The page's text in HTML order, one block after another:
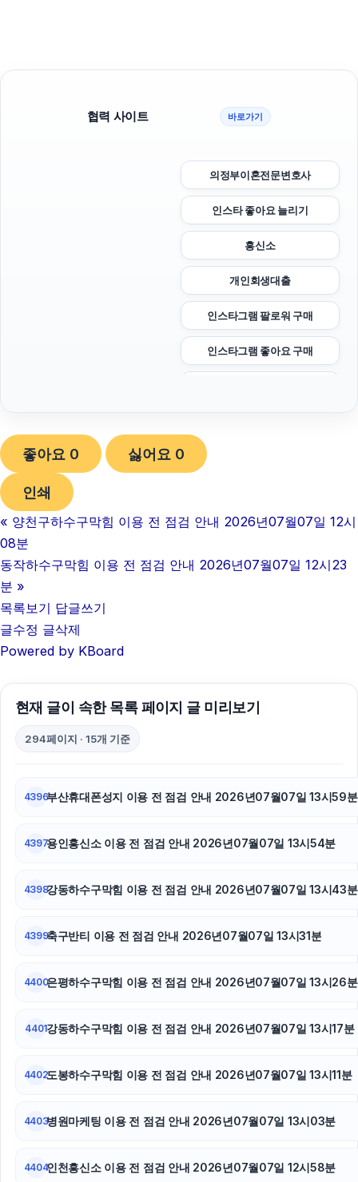
협력 사이트 바로가기
의정부이혼전문변호사
인스타 좋아요 늘리기
흥신소
개인회생대출
인스타그램 팔로워 구매
인스타그램 좋아요 구매
로드락버거
서초구하수구막힘
인스타그램 팔로워
남양주이혼전문변호사
강남이혼전문변호사
수원피부과
의정부학교폭력변호사
좋아요 0 싫어요 0
인쇄
« 양천구하수구막힘 이용 전 점검 안내 2026년07월07일 12시
08분
동작하수구막힘 이용 전 점검 안내 2026년07월07일 12시23
분 »
목록보기 답글쓰기
글수정 글삭제
Powered by KBoard
현재 글이 속한 목록 페이지 글 미리보기
294페이지 · 15개 기준
4396부산휴대폰성지 이용 전 점검 안내 2026년07월07일 13시59분
4397용인흥신소 이용 전 점검 안내 2026년07월07일 13시54분
4398강동하수구막힘 이용 전 점검 안내 2026년07월07일 13시43분
4399축구반티 이용 전 점검 안내 2026년07월07일 13시31분
4400은평하수구막힘 이용 전 점검 안내 2026년07월07일 13시26분
4401강동하수구막힘 이용 전 점검 안내 2026년07월07일 13시17분
4402도봉하수구막힘 이용 전 점검 안내 2026년07월07일 13시11분
4403병원마케팅 이용 전 점검 안내 2026년07월07일 13시03분
4404인천흥신소 이용 전 점검 안내 2026년07월07일 12시58분